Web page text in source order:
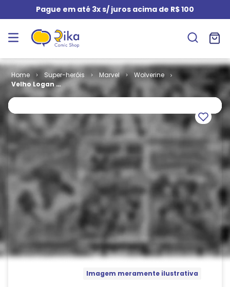
Pague em até 3x s/ juros acima de R$ 100
Super-heróis Marvel
Wolverine
Velho Logan #
Imagem meramente ilustrativa